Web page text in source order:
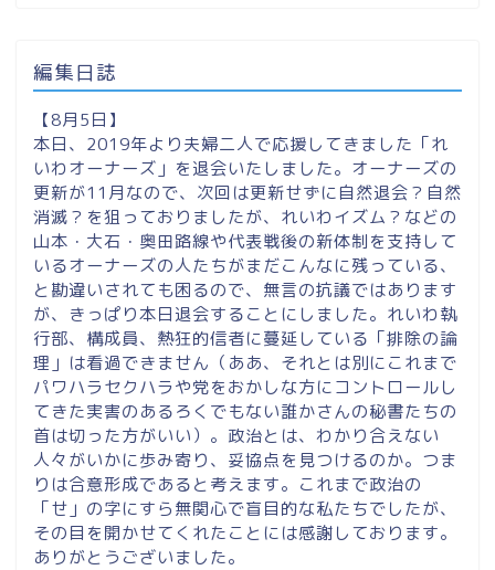
編集日誌
【8月5日】
本日、2019年より夫婦二人で応援してきました「れ
いわオーナーズ」を退会いたしました。オーナーズの
更新が11月なので、次回は更新せずに自然退会？自然
消滅？を狙っておりましたが、れいわイズム？などの
山本・大石・奥田路線や代表戦後の新体制を支持して
いるオーナーズの人たちがまだこんなに残っている、
と勘違いされても困るので、無言の抗議ではあります
が、きっぱり本日退会することにしました。れいわ執
行部、構成員、熱狂的信者に蔓延している「排除の論
理」は看過できません（ああ、それとは別にこれまで
パワハラセクハラや党をおかしな方にコントロールし
てきた実害のあるろくでもない誰かさんの秘書たちの
首は切った方がいい）。政治とは、わかり合えない
人々がいかに歩み寄り、妥協点を見つけるのか。つま
りは合意形成であると考えます。これまで政治の
「せ」の字にすら無関心で盲目的な私たちでしたが、
その目を開かせてくれたことには感謝しております。
ありがとうございました。